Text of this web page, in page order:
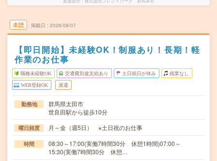
未読 掲載日 2026/08/07
【即日開始】未経験OK！制服あり！長期！軽
作業のお仕事
職種未経験OK 交通費別途支給あり 土日祝日が休み 残業なし
WEB登録OK 派遣
勤務地
群馬県太田市
世良田駅から徒歩10分
曜日頻度 月～金（週5日） ※土日祝のお仕事
時間
08:30～17:00(実働7時間30分 休憩1時間)07:00～
15:30(実働7時間30分 休憩…